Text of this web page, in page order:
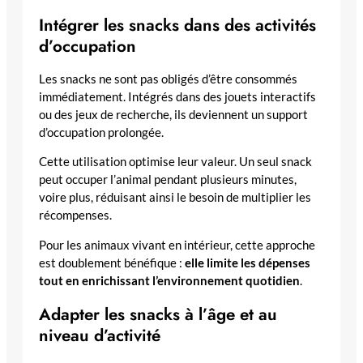
Intégrer les snacks dans des activités
d’occupation
Les snacks ne sont pas obligés d’être consommés
immédiatement. Intégrés dans des jouets interactifs
ou des jeux de recherche, ils deviennent un support
d’occupation prolongée.
Cette utilisation optimise leur valeur. Un seul snack
peut occuper l’animal pendant plusieurs minutes,
voire plus, réduisant ainsi le besoin de multiplier les
récompenses.
Pour les animaux vivant en intérieur, cette approche
est doublement bénéfique : elle limite les dépenses
tout en enrichissant l’environnement quotidien.
Adapter les snacks à l’âge et au
niveau d’activité